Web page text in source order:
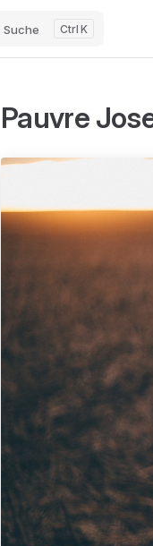
Suche K
Pauvre